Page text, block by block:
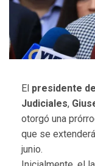
El presidente
Judiciales,
otorgó una
que se
junio.